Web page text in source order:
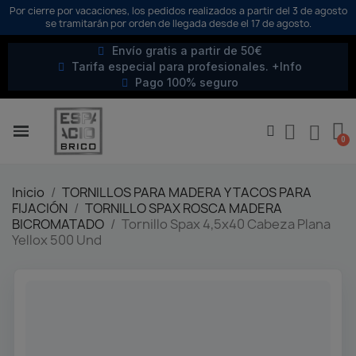
Por cierre por vacaciones, los pedidos realizados a partir del 3 de agosto
se tramitarán por orden de llegada desde el 17 de agosto.
Envío gratis a partir de 50€
Tarifa especial para profesionales. +Info
Pago 100% seguro
Inicio
TORNILLOS PARA MADERA Y TACOS PARA
FIJACIÓN
TORNILLO SPAX ROSCA MADERA
BICROMATADO
Tornillo Spax 4,5x40 Cabeza Plana
Yellox 500 Und